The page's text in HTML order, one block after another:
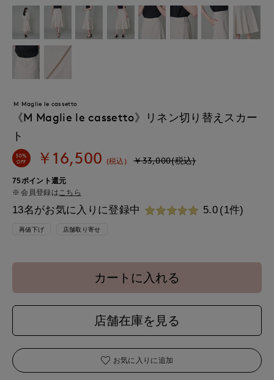
M Maglie le cassetto
《M Maglie le cassetto》リネン切り替えスカー
ト
50%
OFF
￥16,500 (税込) ￥33,000(税込)
75ポイント還元
会員登録は こちら
13名がお気に入りに登録中 5.0 (1件)
再値下げ 店舗取り寄せ
カートに入れる
店舗在庫を見る
お気に入りに追加